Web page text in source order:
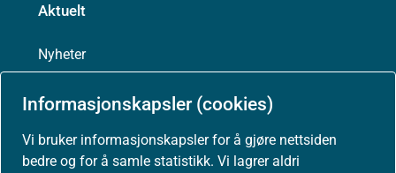
Informasjonskapsler (cookies)
Vi bruker informasjonskapsler for å gjøre nettsiden
bedre og for å samle statistikk. Vi lagrer aldri
Aktuelt
Nyheter
Arrangementer
Høringer